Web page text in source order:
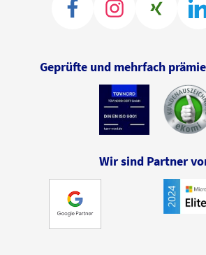
Geprüfte und mehrfach
Wir sind Partner